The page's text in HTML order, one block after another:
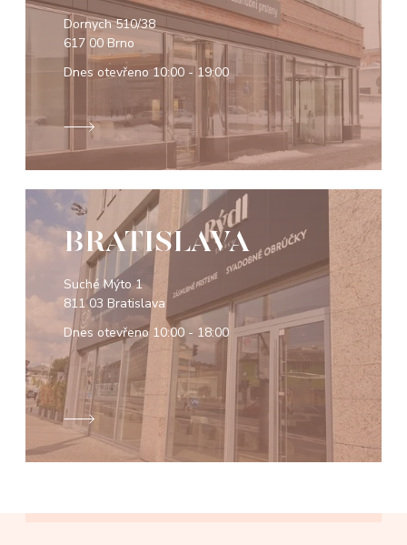
Dornych 510/38
617 00 Brno
Dnes otevřeno10:00 - 19:00
BRATISLAVA
Suché Mýto 1
811 03 Bratislava
Dnes otevřeno 10:00 - 18:00